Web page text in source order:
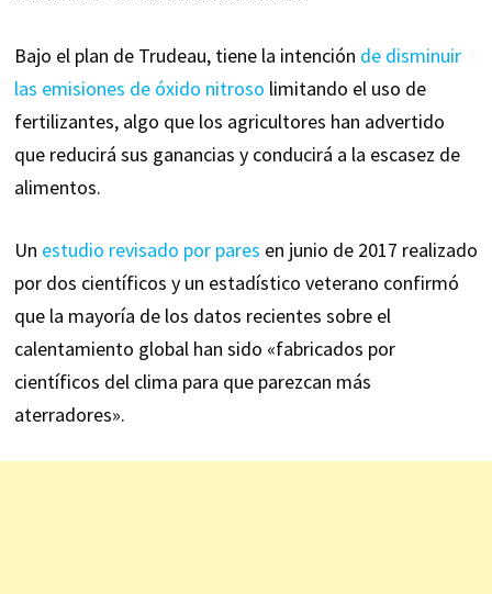
Bajo el plan de Trudeau, tiene la intención de disminuir
las emisiones de óxido nitroso limitando el uso de
fertilizantes, algo que los agricultores han advertido
que reducirá sus ganancias y conducirá a la escasez de
alimentos.
Un estudio revisado por pares en junio de 2017 realizado
por dos científicos y un estadístico veterano confirmó
que la mayoría de los datos recientes sobre el
calentamiento global han sido «fabricados por
científicos del clima para que parezcan más
aterradores».